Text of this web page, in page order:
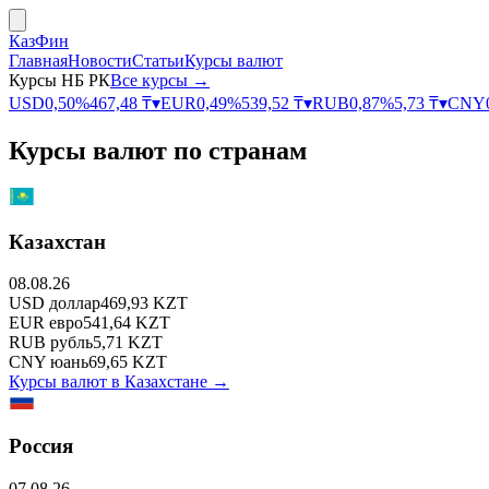
КазФин
ГлавнаяНовостиСтатьиКурсы валют
Курсы НБ РКВсе курсы →
USD0,50%467,48 ₸▾EUR0,49%539,52 ₸▾RUB0,87%5,73 ₸▾CNY
Курсы валют по странам
Казахстан
08.08.26
USD доллар469,93 KZT
EUR евро541,64 KZT
RUB рубль5,71 KZT
CNY юань69,65 KZT
Курсы валют в Казахстане →
Россия